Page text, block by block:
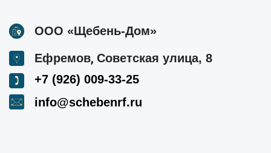
ООО «Щебень-Дом»
Ефремов, Советская улица, 8
+7 (926) 009-33-25
info@schebenrf.ru